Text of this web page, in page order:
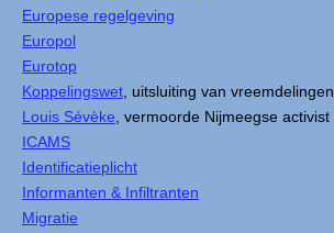
Europese regelgeving
Europol
Eurotop
Koppelingswet , uitsluiting van vreemdelingen
Louis Sévèke , vermoorde Nijmeegse activist
ICAMS
Identificatieplicht
Informanten & Infiltranten
Migratie